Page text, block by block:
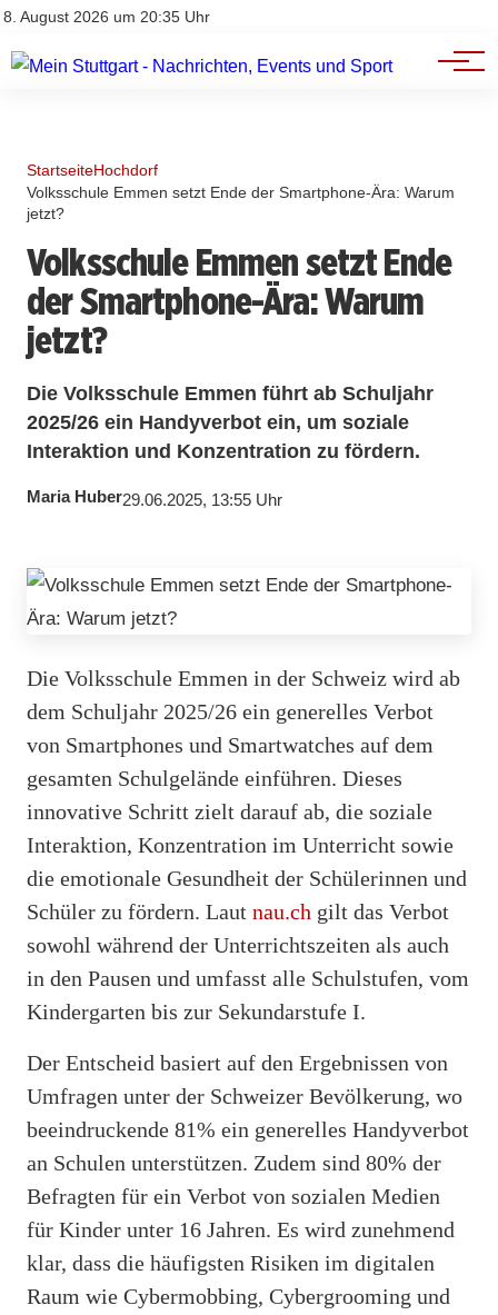
8. August 2026 um 20:35 Uhr
Impressum
Branchenbuch
Werbung
StartseiteHochdorf
Volksschule Emmen setzt Ende der Smartphone-Ära: Warum
jetzt?
Volksschule Emmen setzt Ende
der Smartphone-Ära: Warum
jetzt?
Die Volksschule Emmen führt ab Schuljahr
2025/26 ein Handyverbot ein, um soziale
Interaktion und Konzentration zu fördern.
Maria Huber29.06.2025, 13:55 Uhr
Die Volksschule Emmen in der Schweiz wird ab
dem Schuljahr 2025/26 ein generelles Verbot
von Smartphones und Smartwatches auf dem
gesamten Schulgelände einführen. Dieses
innovative Schritt zielt darauf ab, die soziale
Interaktion, Konzentration im Unterricht sowie
die emotionale Gesundheit der Schülerinnen und
Schüler zu fördern. Laut nau.ch gilt das Verbot
sowohl während der Unterrichtszeiten als auch
in den Pausen und umfasst alle Schulstufen, vom
Kindergarten bis zur Sekundarstufe I.
Der Entscheid basiert auf den Ergebnissen von
Umfragen unter der Schweizer Bevölkerung, wo
beeindruckende 81% ein generelles Handyverbot
an Schulen unterstützen. Zudem sind 80% der
Befragten für ein Verbot von sozialen Medien
für Kinder unter 16 Jahren. Es wird zunehmend
klar, dass die häufigsten Risiken im digitalen
Raum wie Cybermobbing, Cybergrooming und